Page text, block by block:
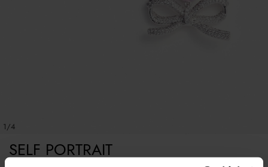
1/4
SELF PORTRAIT